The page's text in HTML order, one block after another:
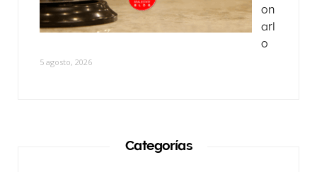
on
arl
o
5 agosto, 2026
Categorías